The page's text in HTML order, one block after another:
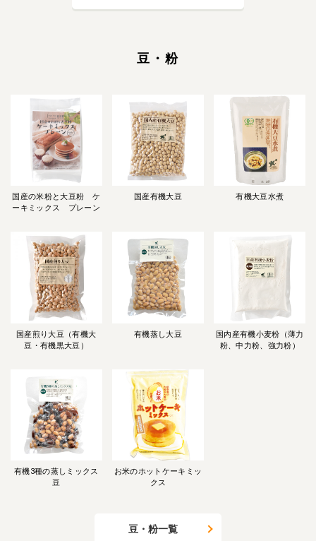
豆・粉
国産の米粉と大豆粉 ケ
ーキミックス プレーン
国産有機大豆 有機大豆水煮
国産煎り大豆（有機大
豆・有機黒大豆）
有機蒸し大豆
国内産有機小麦粉（薄力
粉、中力粉、強力粉）
有機3種の蒸しミックス
豆
お米のホットケーキミッ
クス
豆・粉一覧